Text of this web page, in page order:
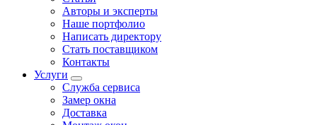
Авторы и эксперты
Нашe портфолио
Написать директору
Стать поставщиком
Контакты
Услуги
Служба сервиса
Замер окна
Доставка